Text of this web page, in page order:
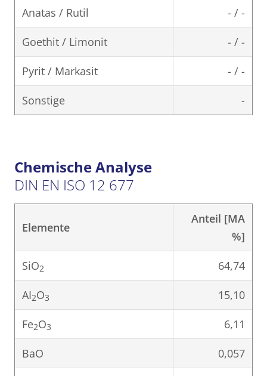
Anatas / Rutil - / -
Goethit / Limonit - / -
Pyrit / Markasit - / -
Sonstige -
Chemische Analyse
DIN EN ISO 12 677
Elemente
Anteil [MA
%]
SiO2 64,74
AI2O3 15,10
Fe2O3 6,11
BaO 0,057